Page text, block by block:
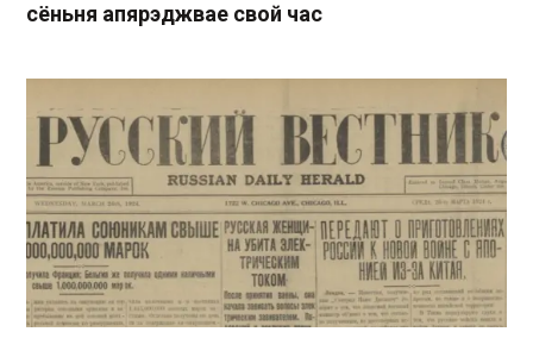
сёньня апярэджвае свой час